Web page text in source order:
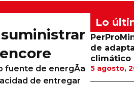
fuente de energÃ­a
de entregar
Lo
de
climático
5 agosto,